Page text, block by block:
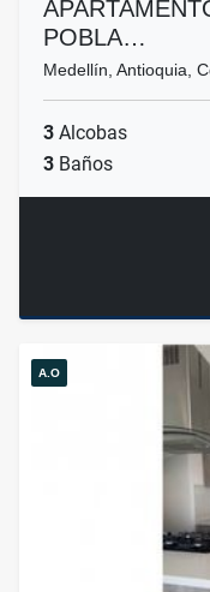
POBLA…
Medellín, Antioquia,
3 Alcobas
3 Baños
A.O